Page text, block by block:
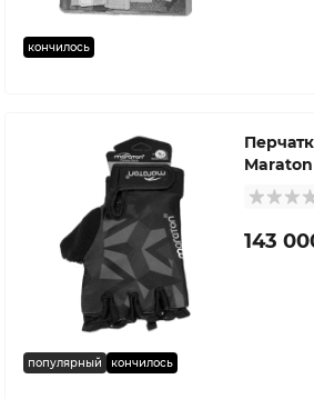
кончилось
популярный кончилось
Maraton
143